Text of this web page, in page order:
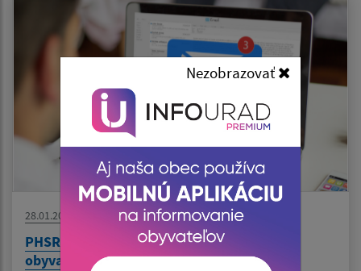
Nezobrazovať
28.01.2026
PHSR a KPSS - elektronické dotazníky pre
obyvateľov